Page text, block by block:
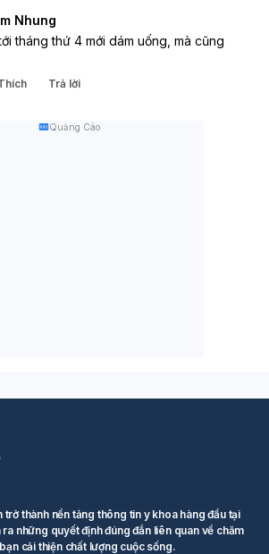
Nhung
tháng thứ 4 mới dám uống, mà cũng
Trả lời
Quảng Cáo
thành nền tảng thông tin y khoa hàng đầu tại
những quyết định đúng đắn liên quan về chăm
cải thiện chất lượng cuộc sống.